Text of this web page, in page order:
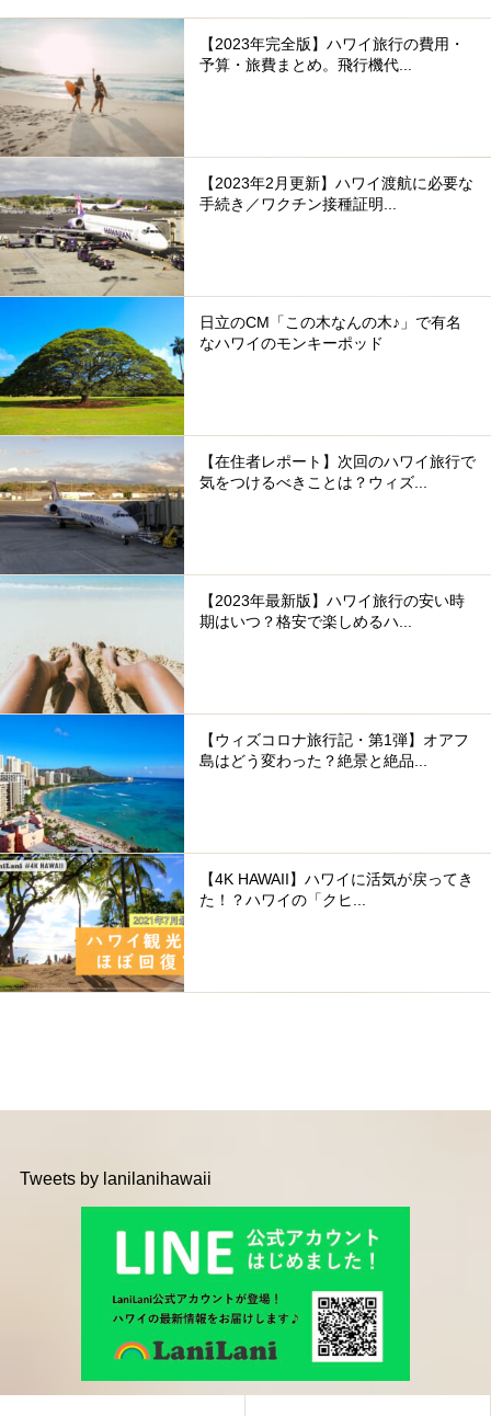
【2023年完全版】ハワイ旅行の費用・
予算・旅費まとめ。飛行機代...
【2023年2月更新】ハワイ渡航に必要な
手続き／ワクチン接種証明...
日立のCM「この木なんの木♪」で有名
なハワイのモンキーポッド
【在住者レポート】次回のハワイ旅行で
気をつけるべきことは？ウィズ...
【2023年最新版】ハワイ旅行の安い時
期はいつ？格安で楽しめるハ...
【ウィズコロナ旅行記・第1弾】オアフ
島はどう変わった？絶景と絶品...
【4K HAWAII】ハワイに活気が戻ってき
た！？ハワイの「クヒ...
Tweets by lanilanihawaii